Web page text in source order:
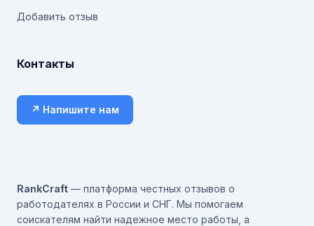
Добавить отзыв
Контакты
↗ Напишите нам
RankCraft — платформа честных отзывов о
работодателях в России и СНГ. Мы помогаем
соискателям найти надежное место работы, а